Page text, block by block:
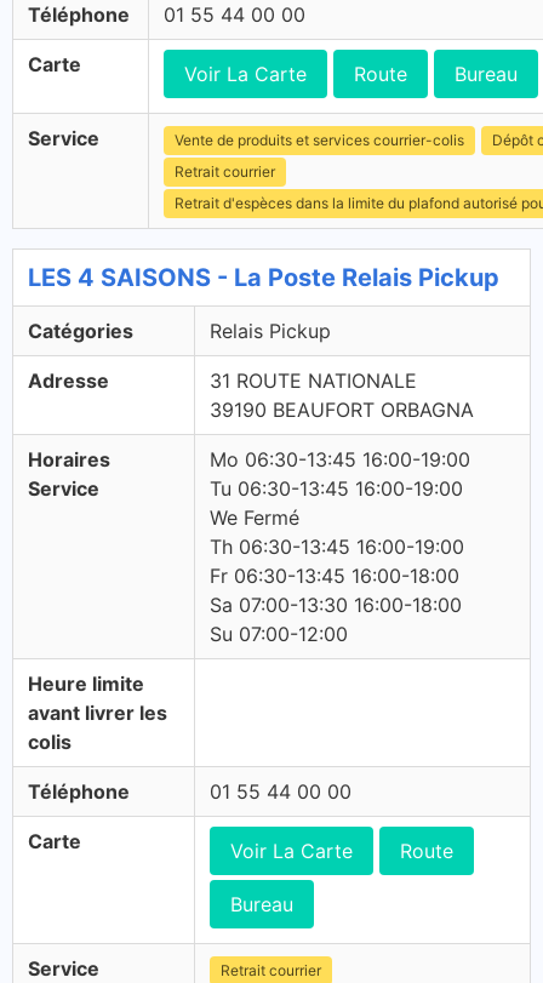
Téléphone 01 55 44 00 00
Carte Voir La Carte Route Bureau
Service Vente de produits et services courrier-colis
Dépôt
Retrait courrier
Retrait d'espèces dans la limite du plafond autorisé
LES 4 SAISONS - La Poste Relais Pickup
Catégories Relais Pickup
Adresse
31 ROUTE NATIONALE
39190 BEAUFORT ORBAGNA
Horaires
Service
Mo 06:30-13:45 16:00-19:00
Tu 06:30-13:45 16:00-19:00
We Fermé
Th 06:30-13:45 16:00-19:00
Fr 06:30-13:45 16:00-18:00
Sa 07:00-13:30 16:00-18:00
Su 07:00-12:00
Heure limite
avant livrer les
colis
Téléphone 01 55 44 00 00
Carte Voir La Carte Route
Bureau
Service Retrait courrier